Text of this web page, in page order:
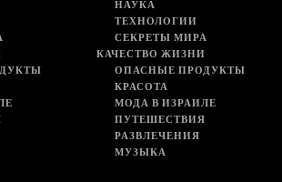
НАУКА
ТЕХНОЛОГИИ
СЕКРЕТЫ МИРА
КАЧЕСТВО ЖИЗНИ
ОПАСНЫЕ ПРОДУКТЫ
КРАСОТА
МОДА В ИЗРАИЛЕ
ПУТЕШЕСТВИЯ
РАЗВЛЕЧЕНИЯ
МУЗЫКА